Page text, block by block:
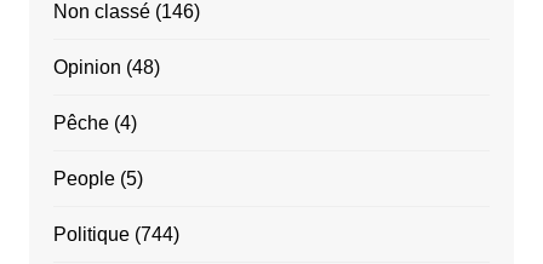
Non classé(146)
Opinion (48)
Pêche(4)
People(5)
Politique(744)